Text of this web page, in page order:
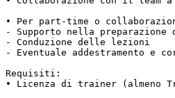
• Per part-time o
- Supporto nella
- Conduzione delle lezioni
- Eventuale addestramento
Requisiti:
• Licenza di trainer (almeno